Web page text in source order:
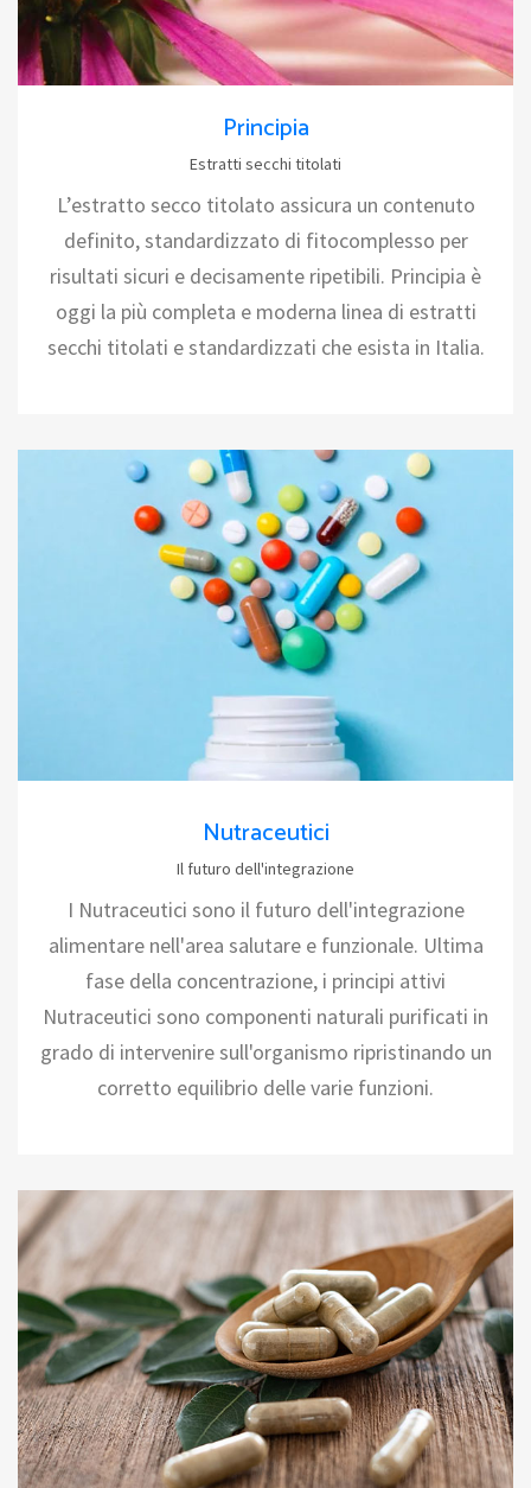
Principia
Estratti secchi titolati
L’estratto secco titolato assicura un contenuto
definito, standardizzato di fitocomplesso per
risultati sicuri e decisamente ripetibili. Principia è
oggi la più completa e moderna linea di estratti
secchi titolati e standardizzati che esista in Italia.
Nutraceutici
Il futuro dell'integrazione
I Nutraceutici sono il futuro dell'integrazione
alimentare nell'area salutare e funzionale. Ultima
fase della concentrazione, i principi attivi
Nutraceutici sono componenti naturali purificati in
grado di intervenire sull'organismo ripristinando un
corretto equilibrio delle varie funzioni.